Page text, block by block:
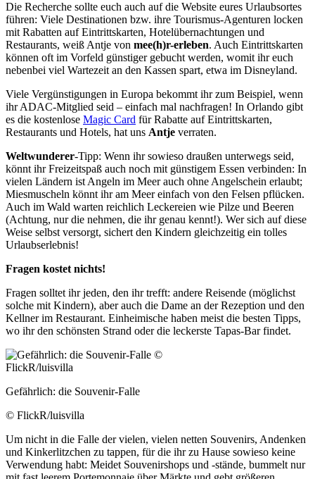
Die Recherche sollte euch auch auf die Website eures Urlaubsortes
führen: Viele Destinationen bzw. ihre Tourismus-Agenturen locken
mit Rabatten auf Eintrittskarten, Hotelübernachtungen und
Restaurants, weiß Antje von mee(h)r-erleben. Auch Eintrittskarten
können oft im Vorfeld günstiger gebucht werden, womit ihr euch
nebenbei viel Wartezeit an den Kassen spart, etwa im Disneyland.
Viele Vergünstigungen in Europa bekommt ihr zum Beispiel, wenn
ihr ADAC-Mitglied seid – einfach mal nachfragen! In Orlando gibt
es die kostenlose Magic Card für Rabatte auf Eintrittskarten,
Restaurants und Hotels, hat uns Antje verraten.
Weltwunderer-Tipp: Wenn ihr sowieso draußen unterwegs seid,
könnt ihr Freizeitspaß auch noch mit günstigem Essen verbinden: In
vielen Ländern ist Angeln im Meer auch ohne Angelschein erlaubt;
Miesmuscheln könnt ihr am Meer einfach von den Felsen pflücken.
Auch im Wald warten reichlich Leckereien wie Pilze und Beeren
(Achtung, nur die nehmen, die ihr genau kennt!). Wer sich auf diese
Weise selbst versorgt, sichert den Kindern gleichzeitig ein tolles
Urlaubserlebnis!
Fragen kostet nichts!
Fragen solltet ihr jeden, den ihr trefft: andere Reisende (möglichst
solche mit Kindern), aber auch die Dame an der Rezeption und den
Kellner im Restaurant. Einheimische haben meist die besten Tipps,
wo ihr den schönsten Strand oder die leckerste Tapas-Bar findet.
Gefährlich: die Souvenir-Falle
© FlickR/luisvilla
Um nicht in die Falle der vielen, vielen netten Souvenirs, Andenken
und Kinkerlitzchen zu tappen, für die ihr zu Hause sowieso keine
Verwendung habt: Meidet Souvenirshops und -stände, bummelt nur